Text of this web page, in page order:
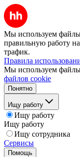
Мы используем файлы
правильную работу
трафик.
Правила
Мы используем
файлов cookie
Понятно
Ищу работу
Ищу работу
Ищу работу
Ищу сотрудника
Сервисы
Помощь